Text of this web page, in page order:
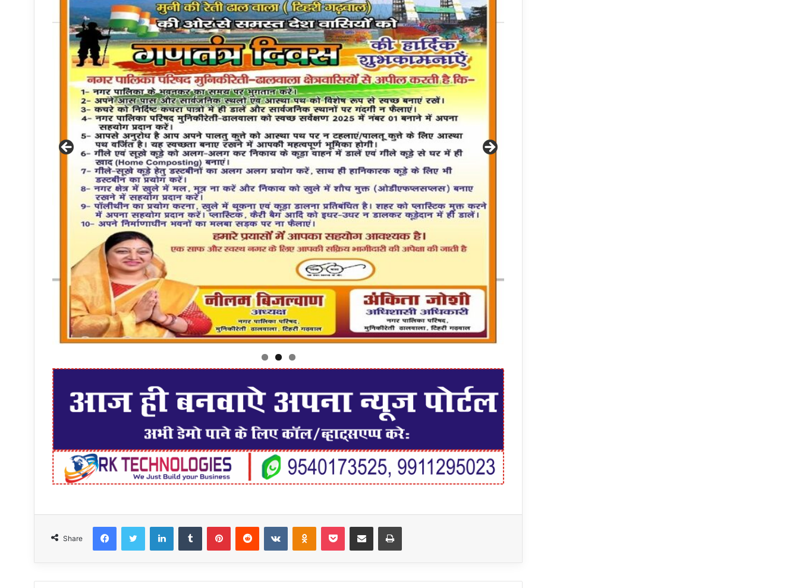
Share
FacebookTwitterLinkedInTumblrPinterestRedditVKontakteOdnoklassniki
PocketShare via Email Print